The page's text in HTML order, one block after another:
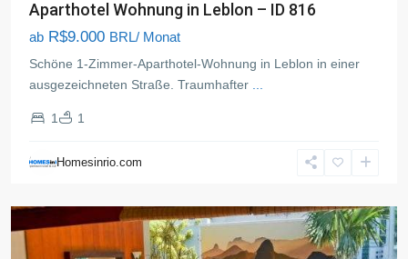
Aparthotel Wohnung in Leblon – ID 816
ab R$9.000 BRL/ Monat
Schöne 1-Zimmer-Aparthotel-Wohnung in Leblon in einer
ausgezeichneten Straße. Traumhafter
1 1
Homesinrio.com
Gavea,
de